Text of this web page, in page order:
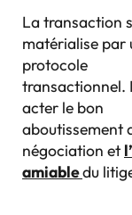
La transaction
matérialise par
protocole
transactionnel.
acter le bon
aboutissement
négociation et
amiabledu